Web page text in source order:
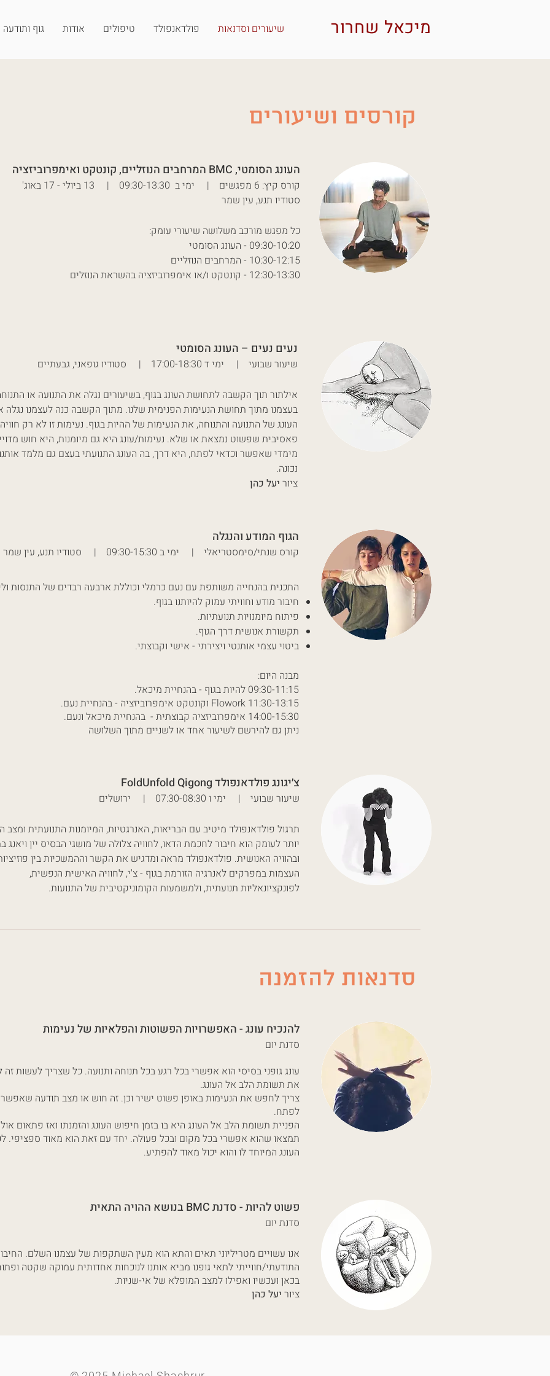
שיעורים וסדנאות פולדאנפולד טיפולים אודות גוף ותודעה מיכאל שחרור
קורסים ושיעורים
העונג הסומטי, BMC המרחבים הנוזליים, קונטקט ואימפרוביזציה
קורס קיץ: 6 מפגשים | ימי ב 09:30-13:30 | 13 ביולי - 17 באוג'
סטודיו תנע, עין שמר
כל מפגש מורכב משלושה שיעורי עומק:
09:30-10:20 - העונג הסומטי
10:30-12:15 - המרחבים הנוזליים
12:30-13:30 - קונטקט ו/או אימפרוביזציה בהשראת הנוזלים
נעים נעים – העונג הסומטי
שיעור שבועי | ימי ד 17:00-18:30 | סטודיו גופאני, גבעתיים
אילתור תוך הקשבה לתחושת העונג בגוף, בשיעורים נגלה את התנועה או
בעצמנו מתוך תחושת הנעימות הפנימית שלנו. מתוך הקשבה כנה לעצמנו נגלה
העונג של התנועה והתנוחה, את הנעימות של ההיות בגוף. נעימות זו לא רק חוויה
פאסיבית שפשוט נמצאת או שלא. נעימות/עונג היא גם מיומנות, היא חוש
מימדי שאפשר וכדאי לפתח, היא דרך, בה העונג התנועתי בעצם גם מלמד
נכונה.
ציור יעל כהן
הגוף המודע והנגלה
קורס שנתי/סימסטריאלי | ימי ב 09:30-15:30 | סטודיו תנע, עין שמר
התכנית בהנחייה משותפת עם נעם כרמלי וכוללת ארבעה רבדים של התנסות
חיבור מודע וחוויתי עמוק להיותנו בגוף.
פיתוח מיומנויות תנועתיות.
תקשורת אנושית דרך הגוף.
ביטוי עצמי אותנטי ויצירתי - אישי וקבוצתי.
מבנה היום:
09:30-11:15 להיות בגוף - בהנחיית מיכאל.
11:30-13:15 Flowork וקונטקט אימפרוביזציה - בהנחיית נעם.
14:00-15:30 אימפרוביזציה קבוצתית - בהנחיית מיכאל ונעם.
ניתן גם להירשם לשיעור אחד או לשניים מתוך השלושה
צ׳יגונג פולדאנפולד FoldUnfold Qigong
שיעור שבועי | ימי ו 07:30-08:30 | ירושלים
תרגול פולדאנפולד מיטיב עם הבריאות, האנרגטיות, המיומנות התנועתית ומצב
יותר לעומק הוא חיבור לחכמת הדאו, לחוויה צלולה של מושגי הבסיס יין ויאנג
ובהוויה האנושית. פולדאנפולד מראה ומדגיש את הקשר וההמשכיות בין
העצמות במפרקים לאנרגיה הזורמת בגוף - צ'י, לחוויה האישית הנפשית,
לפונקציונאליות תנועתית, ולמשמעות הקומוניקטיבית של התנועות.
סדנאות להזמנה
להנכיח עונג - האפשרויות הפשוטות והפלאיות של נעימות
סדנת יום
עונג גופני בסיסי הוא אפשרי בכל רגע בכל תנוחה ותנועה. כל שצריך לעשות זה
את תשומת הלב אל העונג.
צריך לחפש את הנעימות באופן פשוט ישיר וכן. זה חוש או מצב תודעה שאפשר
לפתח.
הפניית תשומת הלב אל העונג היא בו בזמן חיפוש העונג והזמנתו ואז פתאום
תמצאו שהוא אפשרי בכל מקום ובכל פעולה. יחד עם זאת הוא מאוד ספציפי.
העונג המיוחד לו והוא יכול מאוד להפתיע.
פשוט להיות - סדנת BMC בנושא ההויה התאית
סדנת יום
אנו עשויים מטריליוני תאים והתא הוא מעין השתקפות של עצמנו השלם.
התודעתי/חווייתי לתאי גופנו מביא אותנו לנוכחות אחדותית עמוקה שקטה
בכאן ועכשיו ואפילו למצב המופלא של אי-שניות.
ציור יעל כהן